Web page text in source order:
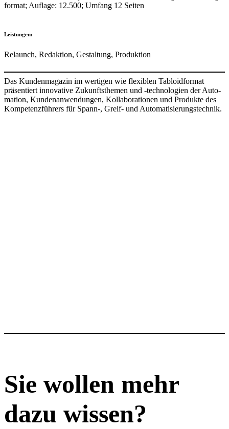
format; Auflage: 12.500; Umfang 12 Seiten
Leis­tungen:
Relaunch, Redak­tion, Gestal­tung, Produk­tion
Das Kunden­magazin im wertigen wie flexi­blen Tabloid­format
präsen­tiert inno­va­tive Zukunfts­themen und -tech­no­lo­gien der Auto­
ma­tion, Kunden­an­wen­dungen, Kolla­bo­ra­tionen und Produkte des
Kompe­tenz­füh­rers für Spann-, Greif- und Auto­ma­ti­sie­rungs­technik.
Sie wollen mehr
dazu wissen?